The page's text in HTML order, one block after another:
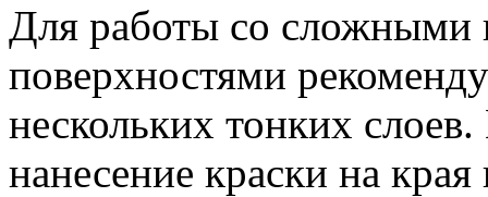
Для работы со сложными
поверхностями
нескольких тонких
нанесение краски на